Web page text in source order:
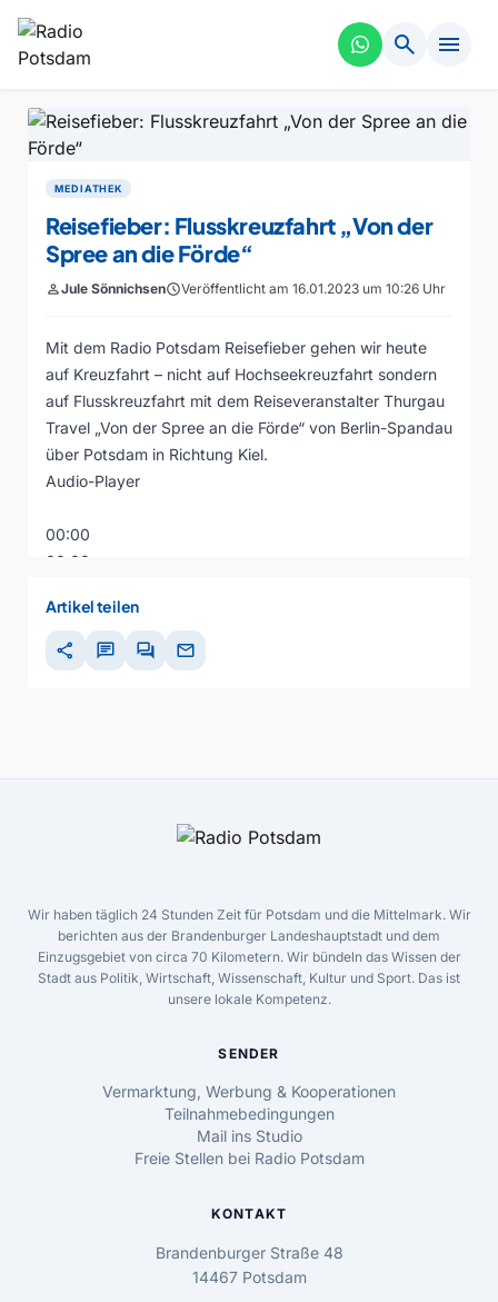
search menu
MEDIATHEK
Reisefieber: Flusskreuzfahrt „Von der
Spree an die Förde“
personJule SönnichsenscheduleVeröffentlicht am 16.01.2023 um 10:26 Uhr
Mit dem Radio Potsdam Reisefieber gehen wir heute
auf Kreuzfahrt – nicht auf Hochseekreuzfahrt sondern
auf Flusskreuzfahrt mit dem Reiseveranstalter Thurgau
Travel „Von der Spree an die Förde“ von Berlin-Spandau
über Potsdam in Richtung Kiel.
Audio-Player
00:00
00:00
Artikel teilen
share chat forum mail
Wir haben täglich 24 Stunden Zeit für Potsdam und die Mittelmark. Wir
berichten aus der Brandenburger Landeshauptstadt und dem
Einzugsgebiet von circa 70 Kilometern. Wir bündeln das Wissen der
Stadt aus Politik, Wirtschaft, Wissenschaft, Kultur und Sport. Das ist
unsere lokale Kompetenz.
SENDER
Vermarktung, Werbung & Kooperationen
Teilnahmebedingungen
Mail ins Studio
Freie Stellen bei Radio Potsdam
KONTAKT
Brandenburger Straße 48
14467 Potsdam